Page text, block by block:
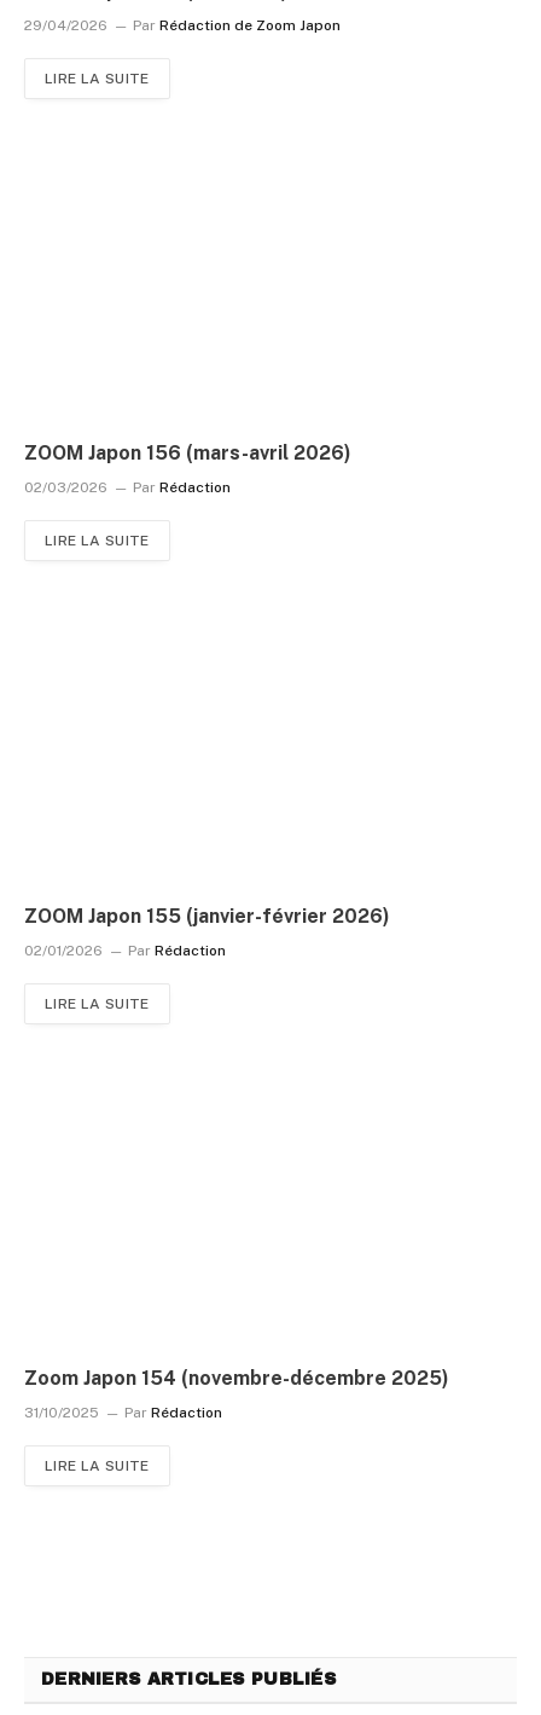
29/04/2026 Par Rédaction de Zoom Japon
LIRE LA SUITE
ZOOM Japon 156 (mars-avril 2026)
02/03/2026 Par Rédaction
LIRE LA SUITE
ZOOM Japon 155 (janvier-février 2026)
02/01/2026 Par Rédaction
LIRE LA SUITE
Zoom Japon 154 (novembre-décembre 2025)
31/10/2025 Par Rédaction
LIRE LA SUITE
DERNIERS ARTICLES PUBLIÉS